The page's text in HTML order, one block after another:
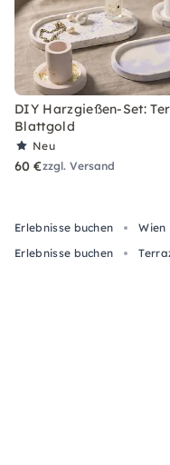
DIY Harzgießen-Set:
Blattgold
Neu
60 €zzgl. Versand
Erlebnisse buchen Wien
Erlebnisse buchen